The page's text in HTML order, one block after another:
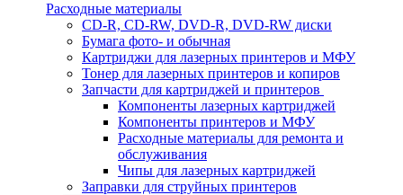
Расходные материалы
CD-R, CD-RW, DVD-R, DVD-RW диски
Бумага фото- и обычная
Картриджи для лазерных принтеров и МФУ
Тонер для лазерных принтеров и копиров
Запчасти для картриджей и принтеров
Компоненты лазерных картриджей
Компоненты принтеров и МФУ
Расходные материалы для ремонта и
обслуживания
Чипы для лазерных картриджей
Заправки для струйных принтеров